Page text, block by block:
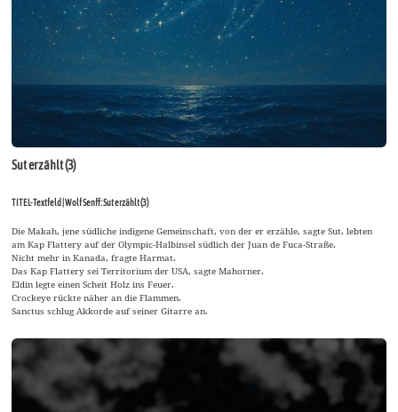
Sut erzählt (3)
TITEL-Textfeld | Wolf Senff: Sut erzählt (3)
Die Makah, jene südliche indigene Gemeinschaft, von der er erzähle, sagte Sut, lebten
am Kap Flattery auf der Olympic-Halbinsel südlich der Juan de Fuca-Straße.
Nicht mehr in Kanada, fragte Harmat.
Das Kap Flattery sei Territorium der USA, sagte Mahorner.
Eldin legte einen Scheit Holz ins Feuer.
Crockeye rückte näher an die Flammen.
Sanctus schlug Akkorde auf seiner Gitarre an.